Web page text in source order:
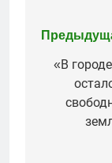
по
«В